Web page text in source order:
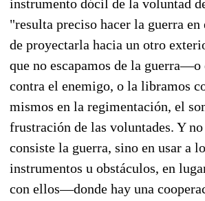
instrumento dócil de la voluntad
"resulta preciso hacer la guerra
de proyectarla hacia un otro
que no escapamos de la guerra—o
contra el enemigo, o la libramos
mismos en la regimentación, el
frustración de las voluntades. Y no
consiste la guerra, sino en usar a
instrumentos u obstáculos, en
con ellos—donde hay una